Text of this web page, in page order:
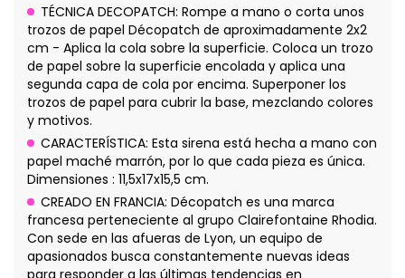
TÉCNICA DECOPATCH: Rompe a mano o corta unos
trozos de papel Décopatch de aproximadamente 2x2
cm - Aplica la cola sobre la superficie. Coloca un trozo
de papel sobre la superficie encolada y aplica una
segunda capa de cola por encima. Superponer los
trozos de papel para cubrir la base, mezclando colores
y motivos.
CARACTERÍSTICA: Esta sirena está hecha a mano con
papel maché marrón, por lo que cada pieza es única.
Dimensiones : 11,5x17x15,5 cm.
CREADO EN FRANCIA: Décopatch es una marca
francesa perteneciente al grupo Clairefontaine Rhodia.
Con sede en las afueras de Lyon, un equipo de
apasionados busca constantemente nuevas ideas